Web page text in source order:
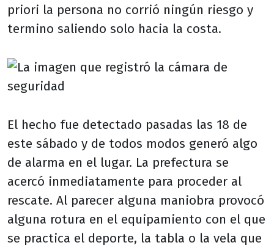
priori la persona no corrió ningún riesgo y
termino saliendo solo hacia la costa.
El hecho fue detectado pasadas las 18 de
este sábado y de todos modos generó algo
de alarma en el lugar. La prefectura se
acercó inmediatamente para proceder al
rescate. Al parecer alguna maniobra provocó
alguna rotura en el equipamiento con el que
se practica el deporte, la tabla o la vela que